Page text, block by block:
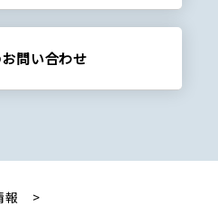
お問い合わせ
報